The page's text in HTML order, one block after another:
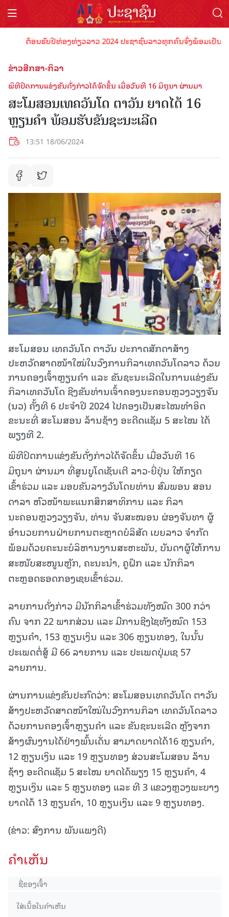
ຕ້ອນຮັບປີທ່ອງທ່ຽວລາວ 2024 ປະຊາຊົນລາວທຸກຄົນຈົ່ງພ້ອມເປັນເ
ຂ່າວສືກສາ-ກິລາ
ພິທີປິດການແຂ່ງຂັນດັ່ງກ່າວໄດ້ຈັດຂຶ້ນ ເມື່ອວັນທີ 16 ມິຖຸນາ ຜ່ານມາ
ສະໂມສອນເທຄວັນໂດ ຕາວັນ ຍາດໄດ້ 16
ຫຼຽນຄຳ ພ້ອມຮັບຂັນຊະນະເລີດ
13:51 18/06/2024
ສະໂມສອນ ເທຄວັນໂດ ຕາວັນ ປະກາດສັກດາສ້າງ
ປະຫວັດສາດໜ້າໃໝ່ໃນວົງການກິລາເທຄວັນໂດລາວ ດ້ວຍ
ການຄອງເຈົ້າຫຼຽນຄຳ ແລະ ຂັນຊະນະເລີດໃນການແຂ່ງຂັນ
ກິລາເທຄວັນໂດ ຊີງຂັນທ່ານເຈົ້າຄອງນະຄອນຫຼວງວຽງຈັນ
(ນວ) ຄັ້ງທີ 6 ປະຈຳປີ 2024 ໄປຄອງເປັນສະໄໝທຳອິດ
ຂະນະທີ່ ສະໂມສອນ ລ້ານຊ້າງ ອະດີດແຊັມ 5 ສະໄໝ ໄດ້
ພຽງທີ 2.
ພິທີປິດການແຂ່ງຂັນດັ່ງກ່າວໄດ້ຈັດຂຶ້ນ ເມື່ອວັນທີ 16
ມິຖຸນາ ຜ່ານມາ ທີ່ສູນບູໂດເຊັນເຕີ ລາວ-ຍີ່ປຸ່ນ ໃຫ້ກຽດ
ເຂົ້າຮ່ວມ ແລະ ມອບຂັນລາງວັນໂດຍທ່ານ ສົມພອນ ສອນ
ດາລາ ຫົວໜ້າພະແນກສຶກສາທິການ ແລະ ກິລາ
ນະຄອນຫຼວງວຽງຈັນ, ທ່ານ ຈັນສະໝອນ ຜ່ອງຈັນທາ ຜູ້
ອຳນວຍການຝ່າຍການຕະຫຼາດບໍລິສັດ ເບຍລາວ ຈຳກັດ
ພ້ອມດ້ວຍຄະນະບໍລິຫານງານສະຫະພັນ, ບັນດາຜູ້ໃຫ້ການ
ສະໜັບສະໜູນຫຼັກ, ຄະນະນຳ, ຄູຝຶກ ແລະ ນັກກິລາ
ຕະຫຼອດຮອດກອງເຊຍເຂົ້າຮ່ວມ.
ລາຍການດັ່ງກ່າວ ມີນັກກິລາເຂົ້າຮ່ວມທັງໝົດ 300 ກວ່າ
ຄົນ ຈາກ 22 ພາກສ່ວນ ແລະ ມີການຊີງໄຊທັງໝົດ 153
ຫຼຽນຄຳ, 153 ຫຼຽນເງິນ ແລະ 306 ຫຼຽນທອງ, ໃນນັ້ນ
ປະເພດຕໍ່ສູ້ ມີ 66 ລາຍການ ແລະ ປະເພດປຸ່ມເຊ 57
ລາຍການ.
ຜ່ານການແຂ່ງຂັນປະກົດວ່າ: ສະໂມສອນເທຄວັນໂດ ຕາວັນ
ສ້າງປະຫວັດສາດໜ້າໃໝ່ໃນວົງການກິລາ ເທຄວັນໂດລາວ
ດ້ວຍການຄອງເຈົ້າຫຼຽນຄຳ ແລະ ຂັນຊະນະເລີດ ຫຼັງຈາກ
ສ້າງຜົນງານໄດ້ຢ່າງພົ້ນເດັ່ນ ສາມາດຍາດໄດ້16 ຫຼຽນຄໍາ,
12 ຫຼຽນເງິນ ແລະ 19 ຫຼຽນທອງ ສ່ວນສະໂມສອນ ລ້ານ
ຊ້າງ ອະດີດແຊັມ 5 ສະໄໝ ຍາດໄດ້ພຽງ 15 ຫຼຽນຄໍາ, 4
ຫຼຽນເງິນ ແລະ 5 ຫຼຽນທອງ ແລະ ທີ 3 ແຂວງຫຼວງພະບາງ
ຍາດໄດ້ 13 ຫຼຽນຄໍາ, 10 ຫຼຽນເງິນ ແລະ 9 ຫຼຽນທອງ.
(ຂ່າວ: ສົງການ ພັນແພງດີ)
ຄໍາເຫັນ